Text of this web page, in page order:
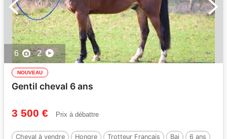
6 2
NOUVEAU
Gentil cheval 6 ans
3 500 € Prix à débattre
Cheval à vendre Hongre Trotteur Français Bai
6 ans